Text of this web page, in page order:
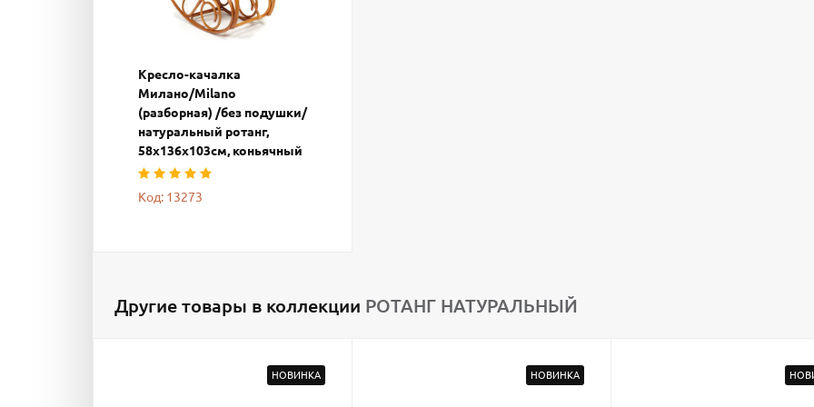
Кресло-качалка
Милано/Milano
(разборная) /без подушки/
натуральный ротанг,
58х136х103см, коньячный
Код: 13273
Другие товары в коллекции РОТАНГ НАТУРАЛЬНЫЙ
НОВИНКА НОВИНКА